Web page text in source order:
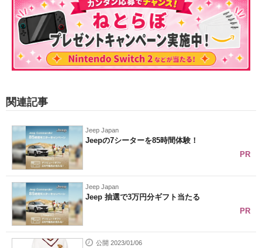
関連記事
Jeep Japan
Jeepの7シーターを85時間体験！
PR
Jeep Japan
Jeep 抽選で3万円分ギフト当たる
PR
公開 2023/01/06